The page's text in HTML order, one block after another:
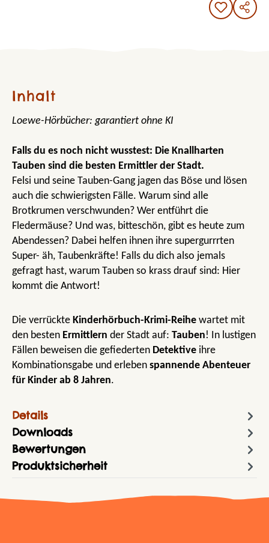
Inhalt
Loewe-Hörbücher: garantiert ohne KI
Falls du es noch nicht wusstest: Die Knallharten
Tauben sind die besten Ermittler der Stadt.
Felsi und seine Tauben-Gang jagen das Böse und lösen
auch die schwierigsten Fälle. Warum sind alle
Brotkrumen verschwunden? Wer entführt die
Fledermäuse? Und was, bitteschön, gibt es heute zum
Abendessen? Dabei helfen ihnen ihre supergurrrten
Super- äh, Taubenkräfte! Falls du dich also jemals
gefragt hast, warum Tauben so krass drauf sind: Hier
kommt die Antwort!
Die verrückte Kinderhörbuch-Krimi-Reihe wartet mit
den besten Ermittlern der Stadt auf: Tauben! In lustigen
Fällen beweisen die gefiederten Detektive ihre
Kombinationsgabe und erleben spannende Abenteuer
für Kinder ab 8 Jahren.
Details
Downloads
Bewertungen
Produktsicherheit